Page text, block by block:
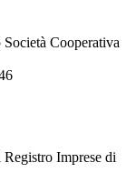
Cooperativa
Imprese di